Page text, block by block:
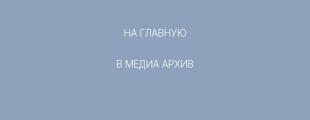
НА ГЛАВНУЮ
В МЕДИА АРХИВ